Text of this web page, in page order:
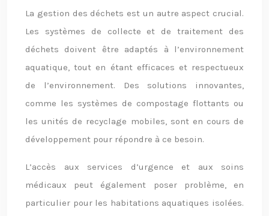
La gestion des déchets est un autre aspect crucial.
Les systèmes de collecte et de traitement des
déchets doivent être adaptés à l’environnement
aquatique, tout en étant efficaces et respectueux
de l’environnement. Des solutions innovantes,
comme les systèmes de compostage flottants ou
les unités de recyclage mobiles, sont en cours de
développement pour répondre à ce besoin.
L’accès aux services d’urgence et aux soins
médicaux peut également poser problème, en
particulier pour les habitations aquatiques isolées.